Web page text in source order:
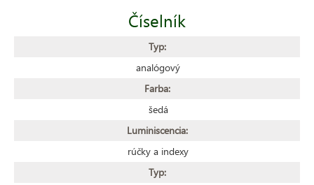
Číselník
Typ:
analógový
Farba:
šedá
Luminiscencia:
rúčky a indexy
Typ: